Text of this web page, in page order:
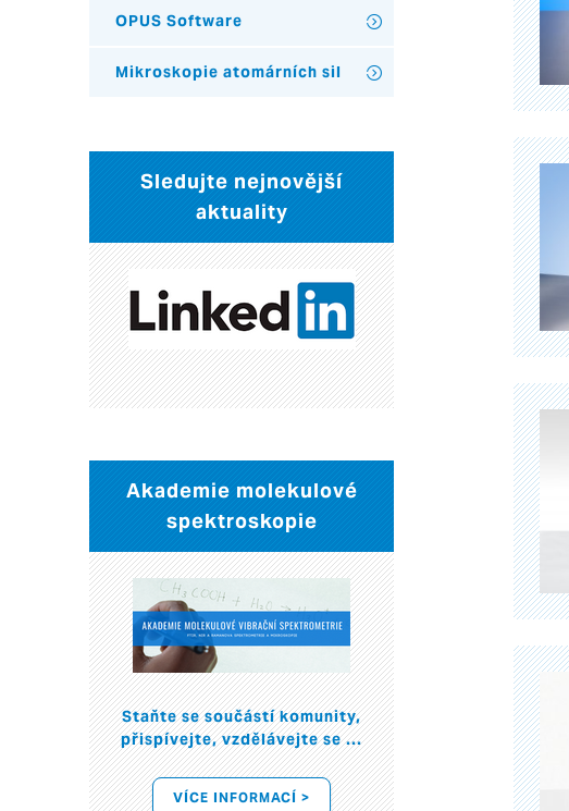
OPUS Software
Mikroskopie atomárních sil
Sledujte nejnovější
aktuality
Akademie molekulové
spektroskopie
Staňte se součástí komunity,
přispívejte, vzdělávejte se ...
VÍCE INFORMACÍ >